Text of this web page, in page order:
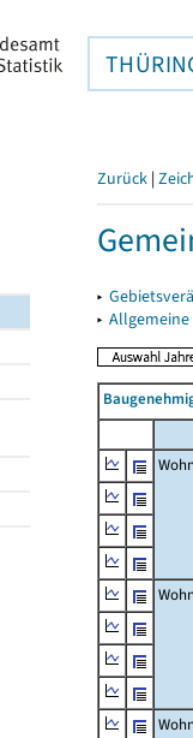
Zurück |
▸
▸